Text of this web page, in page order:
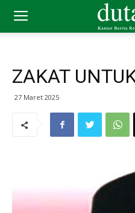
ZAKAT
27 Maret 2025